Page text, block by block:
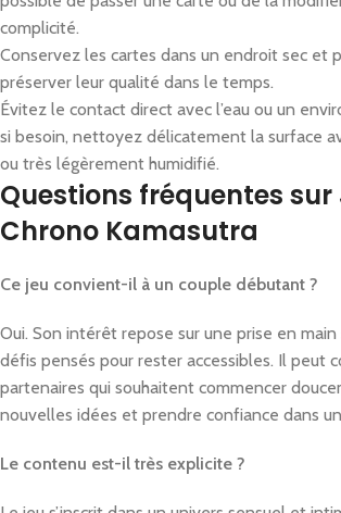
complicité.
Conservez les cartes dans un endroit sec et
préserver leur qualité dans le temps.
Évitez le contact direct avec l’eau ou un
si besoin, nettoyez délicatement la surface
ou très légèrement humidifié.
Questions fréquentes sur
Chrono Kamasutra
Ce jeu convient-il à un couple débutant ?
Oui. Son intérêt repose sur une prise en
défis pensés pour rester accessibles. Il peut
partenaires qui souhaitent commencer
nouvelles idées et prendre confiance dans
Le contenu est-il très explicite ?